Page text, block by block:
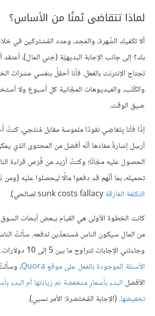
لماذا تتقاضى ثمنًا من الأساس؟
بك؟ إلى جانب الإجابة البديهيَّة (جَني المال)، أعتقد
تجتاح الإنترنت بالفعل. فأنا أحمِّلُ بنفسي عشرات
والكُتُب، والفيديوهات المجَّانية كل أسبوع ولا
ضيق الوقت.
إذًا فأنا بِتَقاضِي نقودًا ملموسة مقابل مُنتَجي،
أرسِل إشارةً مفادها أنَّه أفضل من المحتوى الذي
الحصول عليه مجَّانًا؛ وكنتُ أزيد من فُرَص قراءة
تحميله، بما أنَّهم قد دفعوا مالًا ليحصلوا عليه
التكلفة الغارقة
كانت الخطوة الأولى هي القيام ببعض أبحاث
من المال سيكون الناس مُستعدِّين لدفعه. سألتُ
وجاءتني الإجابات تتراوح ما بين 5 إلى 10 دولارات. كما بحثتُ عن
الأسئلة الموجودة بالفعل على موقع Quora،
الأفضل البدءبأسعارٍمنخفضة ثم زيادتها أم البدء
تخفيضها. (الإجابة المُختَصَرة: الأمر نسبي).